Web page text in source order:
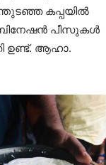
കപ്പയിൽ
പീസുകൾ
ഉണ്ട്. ആഹാ.